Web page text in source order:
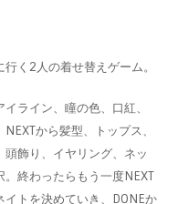
く2人の着せ替えゲーム。
ライン、瞳の色、口紅、
から髪型、トップス、
飾り、イヤリング、ネッ
終わったらもう一度NEXT
トを決めていき、DONEか